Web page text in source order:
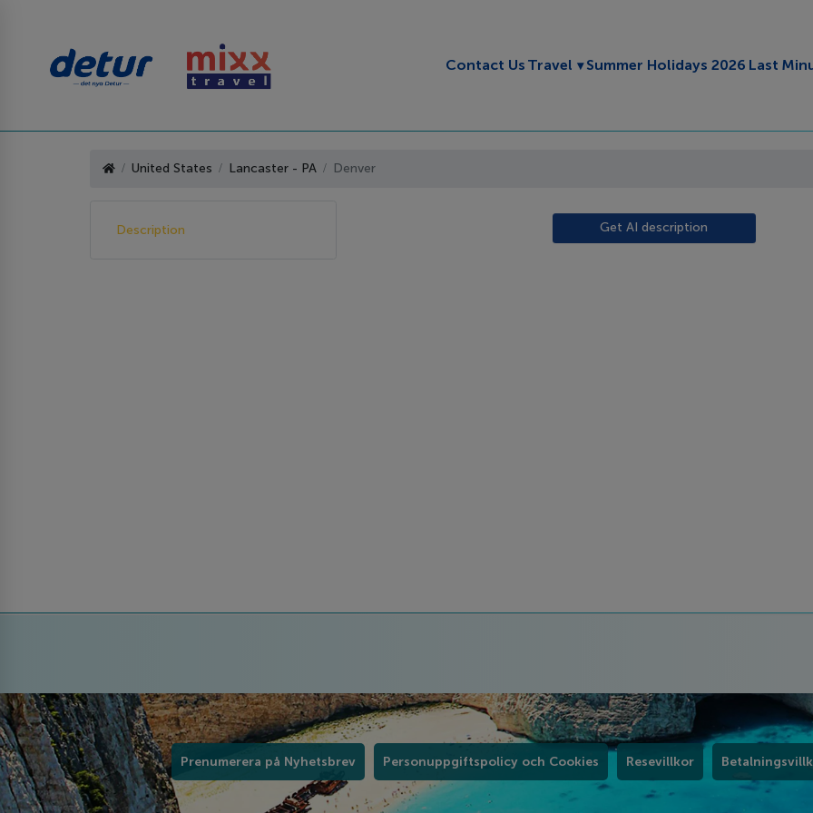
Contact Us Travel Toggle submenu
Summer Holidays 2026 Last
United States Lancaster - PA Denver
Description Get AI description
Prenumerera på Nyhetsbrev Personuppgiftspolicy och Cookies Resevillkor